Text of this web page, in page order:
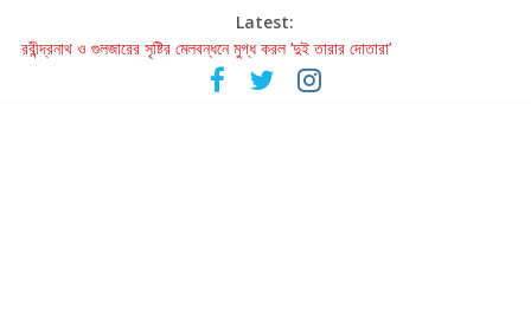
Latest:
রবীন্দ্রনাথ ও গুলজারের সৃষ্টির মেলবন্ধনে মুগ্ধ করল ‘দুই তারার দোতারা’
কলের গান থেকে রীলস্ — বাঙালির গান শোনার বিবর্তনের গল্প
জগন্নাথমঙ্গলম্ — বাংলায় প্রথমবার মঞ্চে এবার রথযাত্রার উদযাপন